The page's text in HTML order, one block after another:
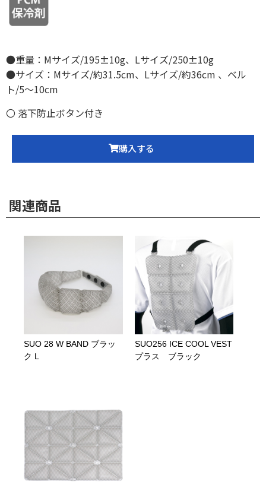
●重量：Mサイズ/195±10g、Lサイズ/250±10g
●サイズ：Mサイズ/約31.5cm、Lサイズ/約36cm 、ベル
ト/5～10cm
〇 落下防止ボタン付き
購入する
関連商品
SUO 28 W BAND ブラッ
ク L
SUO256 ICE COOL VEST
プラス ブラック